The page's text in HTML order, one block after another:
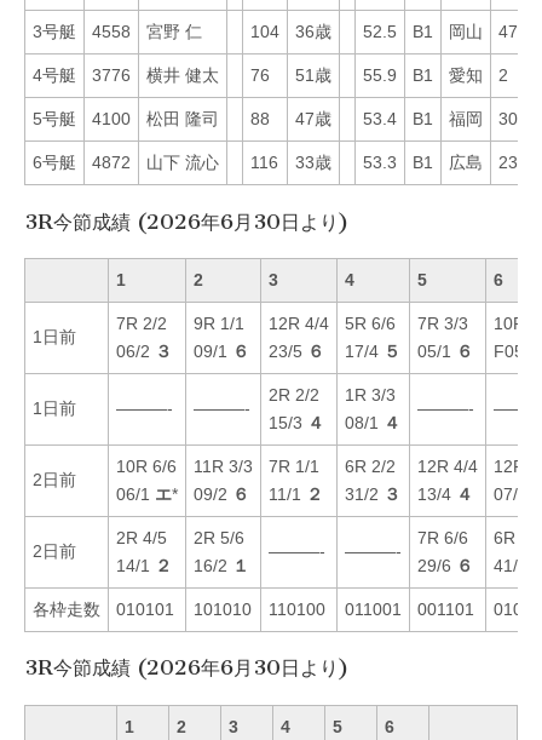
3号艇 4558 宮野 仁 104 36歳 52.5 B1 岡山 47
4号艇 3776 横井 健太 76 51歳 55.9 B1 愛知 2
5号艇 4100 松田 隆司 88 47歳 53.4 B1 福岡 30
6号艇 4872 山下 流心 116 33歳 53.3 B1 広島 23
3R今節成績 (2026年6月30日より)
1 2 3 4 5 6
1日前
7R 2/2
06/2 ３
9R 1/1
09/1
６
12R 4/4
23/5 ６
5R 6/6
17/4 ５
7R 3/3
05/1
６
10R
F05/1
1日前 ———- ———-
2R 2/2
15/3 ４
1R 3/3
08/1
４
———-
2日前
10R 6/6
06/1 エ*
11R 3/3
09/2 ６
7R 1/1
11/1
２
6R 2/2
31/2 ３
12R 4/4
13/4 ４
12R
07/2
2日前
2R 4/5
14/1
２
2R 5/6
16/2 １
———- ———-
7R 6/6
29/6 ６
6R 6/
41/6
各枠走数 010101 101010 110100 011001 001101
3R今節成績 (2026年6月30日より)
1 2 3 4 5 6